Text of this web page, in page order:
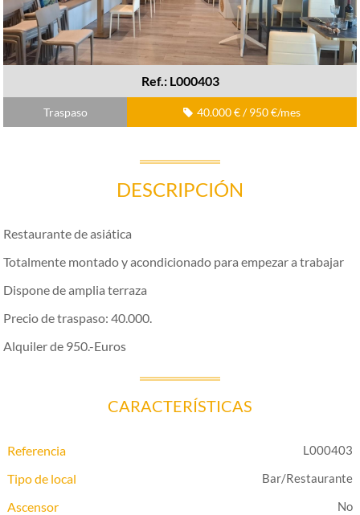
Ref.: L000403
Traspaso 40.000 € / 950 €/mes
DESCRIPCIÓN
Restaurante de asiática
Totalmente montado y acondicionado para empezar a trabajar
Dispone de amplia terraza
Precio de traspaso: 40.000.
Alquiler de 950.-Euros
CARACTERÍSTICAS
Referencia L000403
Tipo de local Bar/Restaurante
Ascensor